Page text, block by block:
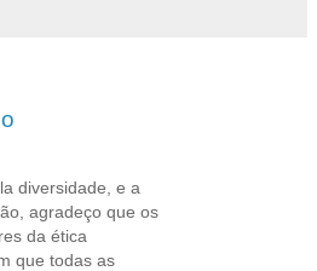
diversidade, e a
agradeço que os
da ética
que todas as